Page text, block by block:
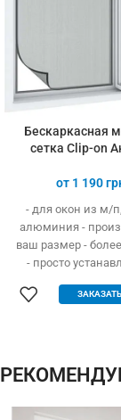
Бескаркасная
сетка Clip-on
от 1 190
- для окон из м/
алюминия -
ваш размер -
- просто
дешевле
размеры:
трапеция - проста
(инструмент
ЗАКАЗАТЬ